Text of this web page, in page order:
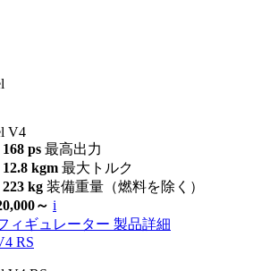
V4
168 ps 最高出力
12.8 kgm 最大トルク
223 kg 装備重量（燃料を除く）
～ i
ィギュレーター 製品詳細
RS